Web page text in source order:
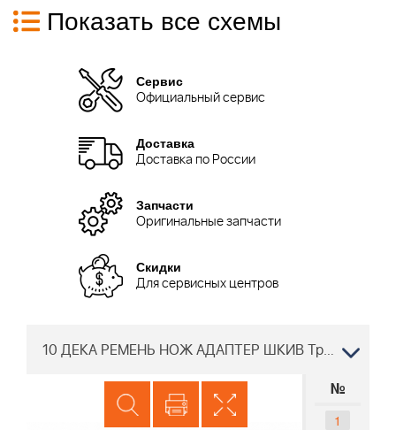
Показать все схемы
Сервис
Официальный сервис
Доставка
Доставка по России
Запчасти
Оригинальные запчасти
Скидки
Для сервисных центров
10 ДЕКА РЕМЕНЬ НОЖ АДАПТЕР ШКИВ Трактор PARTNER P11577RB 96041009401 2010-03
№
1